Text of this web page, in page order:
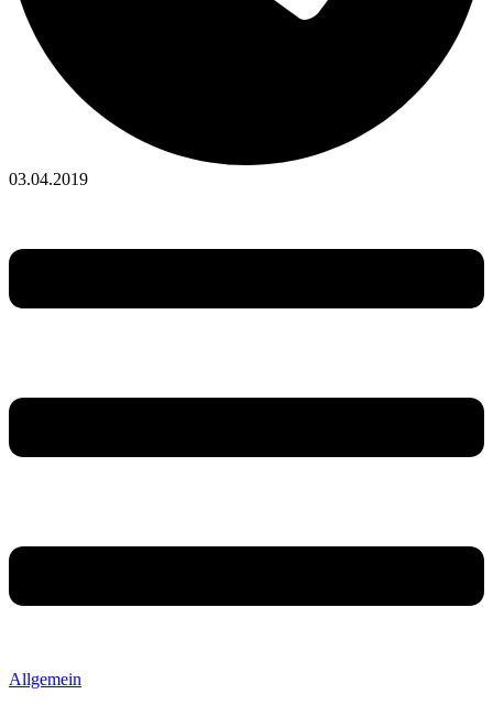
03.04.2019
Allgemein